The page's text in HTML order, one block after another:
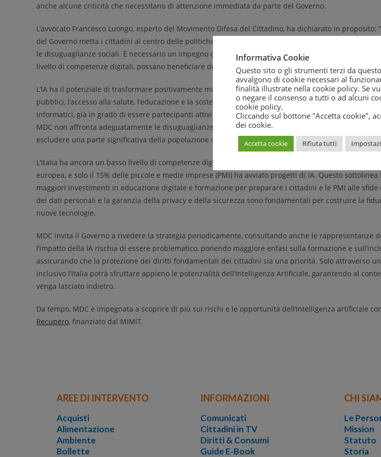
anche alcune criticità che necessitano di attenzione immediata da parte del Governo.
L’avvocato Francesco Luongo, esperto del Movimento Difesa del Cittadino, ha dichiarato in proposito:
del Governo metta i cittadini al centro delle politiche sull’IA. Non possiamo permetterci che la
le disuguaglianze sociali. È necessario un impegno concreto per garantire che tutti i cittadini,
livello di competenze digitali, possano beneficiare delle innovazioni tecnologiche in modo equo e
L’IA ha il potenziale di trasformare positivamente molti aspetti della nostra vita quotidiana,
pubblici, l’accesso alla salute, l’educazione e la sostenibilità ambientale. Tuttavia, il documento
informatici, già in grado di essere partecipanti attivi nel processo di trasformazione digitale. La
MDC non affronta adeguatamente le disuguaglianze digitali e le lacune nelle competenze digitali, che
escludere una parte significativa della popolazione dai benefici dell’IA.
L’Italia ha ancora un basso livello di competenze digitali, con una percentuale di laureati in ICT
europea, e solo il 15% delle piccole e medie imprese (PMI) ha avviato progetti di IA. Questo sottolinea
maggiori investimenti in educazione digitale e formazione per preparare i cittadini e le PMI alle sfide
dei dati personali e la garanzia della privacy e della sicurezza sono fondamentali per costruire la
nuove tecnologie.
MDC invita il Governo a rivedere la strategia periodicamente, consultando anche le rappresentanze
l’impatto della IA rischia di essere problematico, ponendo maggiore enfasi sulla formazione e
assicurando che la protezione dei diritti fondamentali dei cittadini sia una priorità. Solo attraverso
inclusivo l’Italia potrà sfruttare appieno le potenzialità dell’Intelligenza Artificiale, garantendo al
venga lasciato indietro.
Da tempo, MDC è impegnata a scoprire di più sui rischi e le opportunità dell’Intelligenza artificiale
Recupero, finanziato dal MIMIT.
AREE DI INTERVENTO
Acquisti
Alimentazione
Ambiente
Bollette
INFORMAZIONI
Comunicati
Cittadini in TV
Diritti & Consumi
Guide E-Book
CHI
Le
Mission
Statuto
Storia
Informativa Cookie
Questo sito o gli strumenti terzi da
avvalgono di cookie necessari al
finalità illustrate nella cookie policy. Se
o negare il consenso a tutti o ad alcuni
cookie policy.
Cliccando sul bottone "Accetta cookie",
dei cookie.
Accetta cookie Rifiuta tutti